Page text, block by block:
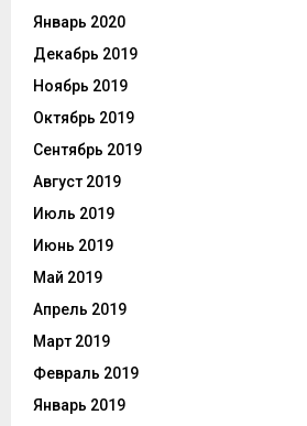
Январь 2020
Декабрь 2019
Ноябрь 2019
Октябрь 2019
Сентябрь 2019
Август 2019
Июль 2019
Июнь 2019
Май 2019
Апрель 2019
Март 2019
Февраль 2019
Январь 2019